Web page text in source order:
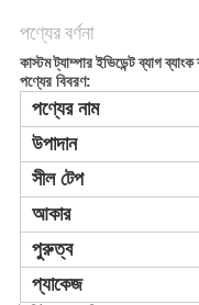
পণ্যের বর্ণনা
কাস্টম ট্যাম্পার ইভিডেন্ট ব্যাগ
পণ্যের বিবরণ:
পণ্যের নাম
উপাদান
সীল টেপ
আকার
পুরুত্ব
প্যাকেজ